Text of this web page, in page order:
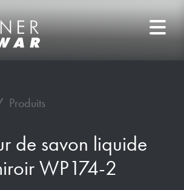
Produits
de savon liquide
WP174-2